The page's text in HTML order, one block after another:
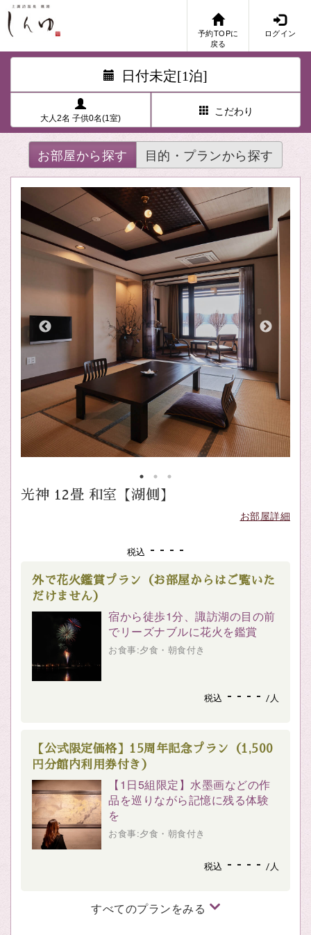
予約TOPに
戻る
ログイン
日付未定[1泊]
大人2名 子供0名(1室)
こだわり
お部屋から探す 目的・プランから探す
光神 12畳 和室【湖側】
お部屋詳細
税込 - - - -
外で花火鑑賞プラン（お部屋からはご覧いた
だけません）
宿から徒歩1分、諏訪湖の目の前
でリーズナブルに花火を鑑賞
お食事:夕食・朝食付き
税込 - - - - /人
【公式限定価格】15周年記念プラン（1,500
円分館内利用券付き）
【1日5組限定】水墨画などの作
品を巡りながら記憶に残る体験
を
お食事:夕食・朝食付き
税込 - - - - /人
すべてのプランをみる